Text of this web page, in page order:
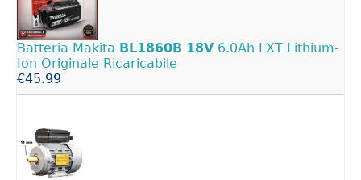
Batteria Makita BL1860B 18V6.0Ah LXT Lithium-
Ion Originale Ricaricabile
€45.99